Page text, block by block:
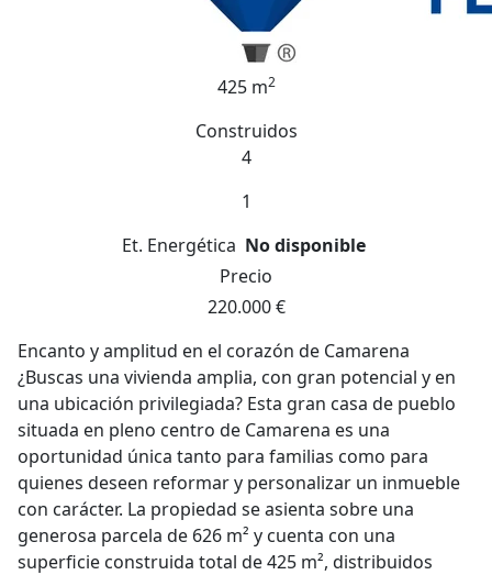
425 m2
Construidos
4
1
Et. Energética No disponible
Precio
220.000 €
Encanto y amplitud en el corazón de Camarena
¿Buscas una vivienda amplia, con gran potencial y en
una ubicación privilegiada? Esta gran casa de pueblo
situada en pleno centro de Camarena es una
oportunidad única tanto para familias como para
quienes deseen reformar y personalizar un inmueble
con carácter. La propiedad se asienta sobre una
generosa parcela de 626 m² y cuenta con una
superficie construida total de 425 m², distribuidos